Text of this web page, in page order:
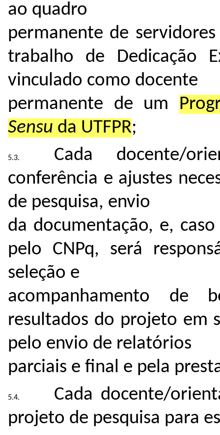
ao quadro
permanente de
trabalho de Dedicação
vinculado como docente
permanente de um
Sensu da UTFPR;
Cada docente/
conferência e ajustes
de pesquisa, envio
da documentação, e,
pelo CNPq, será
seleção e
acompanhamento de
resultados do projeto em
pelo envio de relatórios
parciais e final e pela
Cada docente/
projeto de pesquisa para